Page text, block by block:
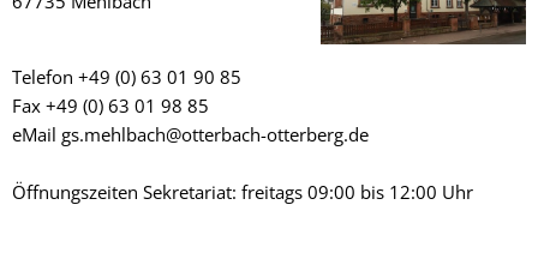
Telefon +49 (0) 63 01 90 85
Fax +49 (0) 63 01 98 85
eMail gs.mehlbach@otterbach-otterberg.de
Öffnungszeiten Sekretariat: freitags 09:00 bis 12:00 Uhr